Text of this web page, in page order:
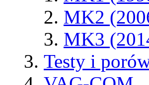
MK2
MK3
Testy i